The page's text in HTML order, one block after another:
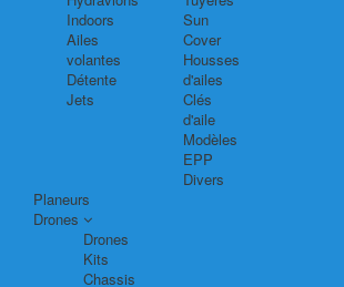
Indoors
Ailes
volantes
Détente
Jets
Sun
Cover
Housses
d'ailes
Clés
d'aile
Modèles
EPP
Divers
Planeurs
Drones
Drones
Kits
Chassis